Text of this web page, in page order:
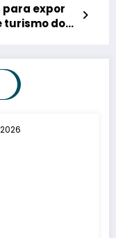
para expor
turismo do